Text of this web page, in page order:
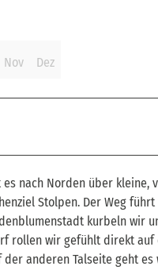
Nov Dez
nach Norden über kleine,
Stolpen. Der Weg
kurbeln wir
rollen wir gefühlt direkt
anderen Talseite geht